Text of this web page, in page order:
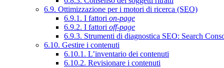
6.9. Ottimizzazione per i motori di ricerca (SEO)
6.9.1. I fattori on-page
6.9.2. I fattori off-page
6.9.3. Strumenti di diagnostica SEO: Search
6.10. Gestire i contenuti
6.10.1. L’inventario dei contenuti
6.10.2. Revisionare i contenuti